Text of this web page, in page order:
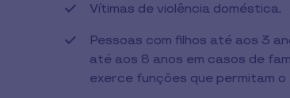
Vítimas de violência doméstica,
Pessoas com filhos até aos 3
até aos 8 anos em casos de
exerce funções que permitam